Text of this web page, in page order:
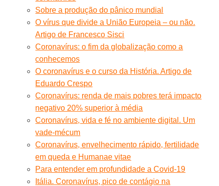
Sobre a produção do pânico mundial
O vírus que divide a União Europeia – ou não.
Artigo de Francesco Sisci
Coronavírus: o fim da globalização como a
conhecemos
O coronavírus e o curso da História. Artigo de
Eduardo Crespo
Coronavírus: renda de mais pobres terá impacto
negativo 20% superior à média
Coronavírus, vida e fé no ambiente digital. Um
vade-mécum
Coronavírus, envelhecimento rápido, fertilidade
em queda e Humanae vitae
Para entender em profundidade a Covid-19
Itália. Coronavírus, pico de contágio na